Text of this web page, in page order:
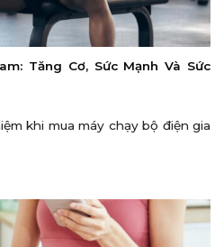
Tăng Cơ, Sức Mạnh Và Sức
khi mua máy chạy bộ điện gia